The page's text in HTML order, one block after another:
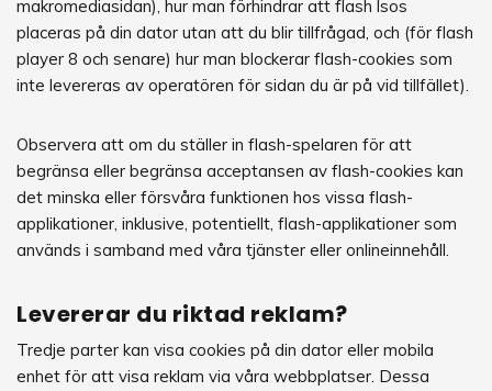
makromediasidan), hur man förhindrar att flash lsos
placeras på din dator utan att du blir tillfrågad, och (för flash
player 8 och senare) hur man blockerar flash-cookies som
inte levereras av operatören för sidan du är på vid tillfället).
Observera att om du ställer in flash-spelaren för att
begränsa eller begränsa acceptansen av flash-cookies kan
det minska eller försvåra funktionen hos vissa flash-
applikationer, inklusive, potentiellt, flash-applikationer som
används i samband med våra tjänster eller onlineinnehåll.
Levererar du riktad reklam?
Tredje parter kan visa cookies på din dator eller mobila
enhet för att visa reklam via våra webbplatser. Dessa